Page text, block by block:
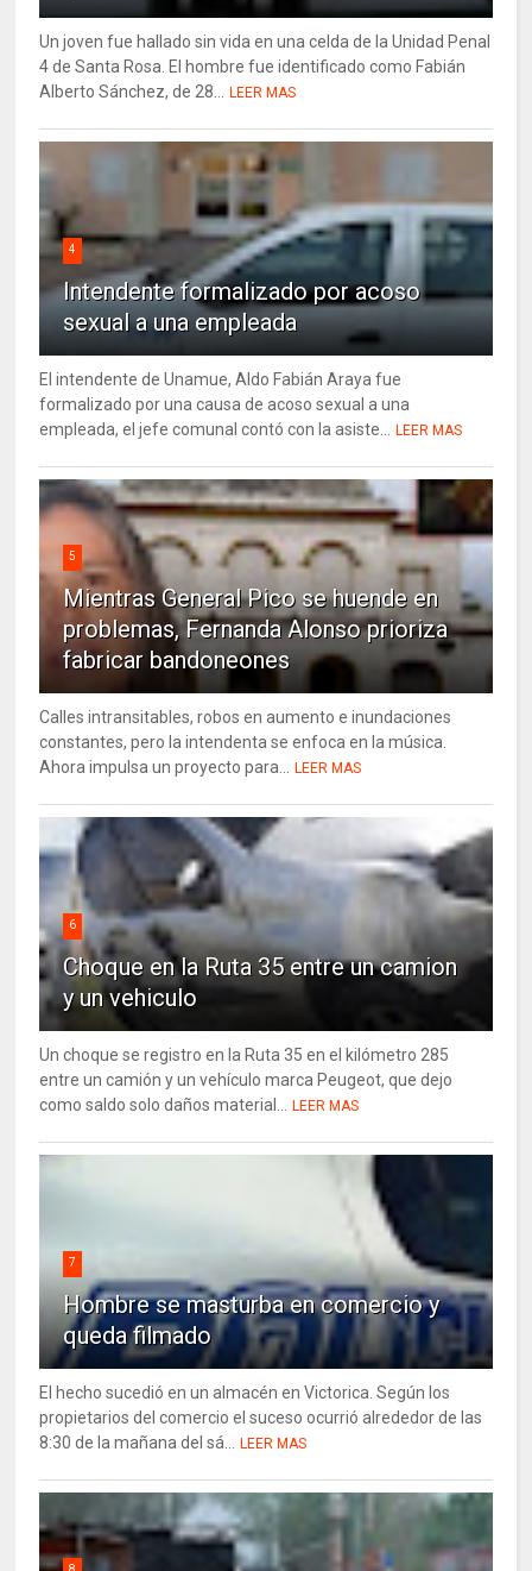
Un joven fue hallado sin vida en una celda de la Unidad Penal
4 de Santa Rosa. El hombre fue identificado como Fabián
Alberto Sánchez, de 28...
LEER MAS
4
Intendente formalizado por acoso
sexual a una empleada
El intendente de Unamue, Aldo Fabián Araya fue
formalizado por una causa de acoso sexual a una
empleada, el jefe comunal contó con la asiste...
LEER MAS
5
Mientras General Pico se huende en
problemas, Fernanda Alonso prioriza
fabricar bandoneones
Calles intransitables, robos en aumento e inundaciones
constantes, pero la intendenta se enfoca en la música.
Ahora impulsa un proyecto para...
LEER MAS
6
Choque en la Ruta 35 entre un camion
y un vehiculo
Un choque se registro en la Ruta 35 en el kilómetro 285
entre un camión y un vehículo marca Peugeot, que dejo
como saldo solo daños material...
LEER MAS
7
Hombre se masturba en comercio y
queda filmado
El hecho sucedió en un almacén en Victorica. Según los
propietarios del comercio el suceso ocurrió alrededor de las
8:30 de la mañana del sá...
LEER MAS